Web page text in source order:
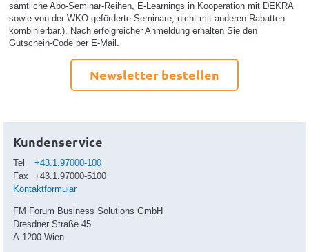
sämtliche Abo-Seminar-Reihen, E-Learnings in Kooperation mit DEKRA
sowie von der WKO geförderte Seminare; nicht mit anderen Rabatten
kombinierbar.). Nach erfolgreicher Anmeldung erhalten Sie den
Gutschein-Code per E-Mail.
Newsletter bestellen
Kundenservice
Tel
+43.1.97000-100
Fax
+43.1.97000-5100
Kontaktformular
FM Forum Business Solutions GmbH
Dresdner Straße 45
A-1200 Wien